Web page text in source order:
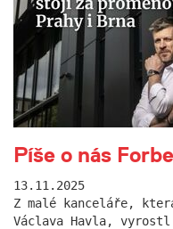
Píše o nás
13.11.2025
Z malé kanceláře,
Václava Havla,